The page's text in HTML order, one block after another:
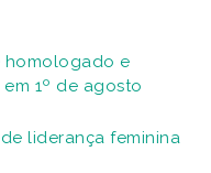
homologado e
1º de agosto
liderança feminina